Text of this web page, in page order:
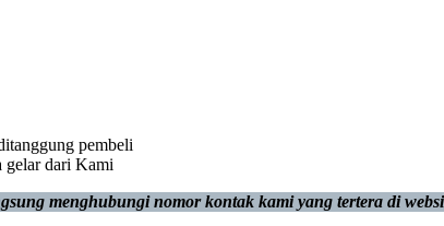
pembeli
gelar dari Kami
menghubungi nomor kontak kami yang tertera di